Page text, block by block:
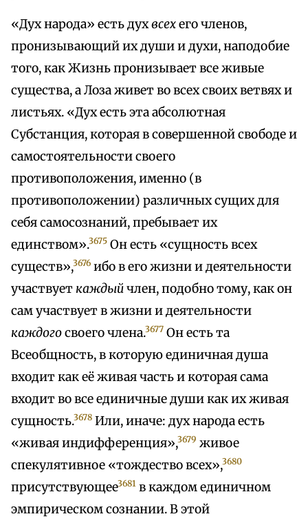
«Дух народа» есть духвсехего членов,
пронизывающий их души и духи, наподобие
того, как Жизнь пронизывает все живые
существа, а Лоза живет во всех своих ветвях и
листьях. «Дух есть эта абсолютная
Субстанция, которая в совершенной свободе и
самостоятельности своего
противоположения, именно (в
противоположении) различных сущих для
себя самосознаний, пребывает их
единством».3675 Он есть «сущность всех
существ»,3676 ибо в его жизни и деятельности
участвует каждыйчлен, подобно тому, как он
сам участвует в жизни и деятельности
каждогосвоего члена.3677 Он есть та
Всеобщность, в которую единичная душа
входит как её живая часть и которая сама
входит во все единичные души как их живая
сущность.3678 Или, иначе: дух народа есть
«живая индифференция»,3679 живое
спекулятивное «тождество всех»,3680
присутствующее3681 в каждом единичном
эмпирическом сознании. В этой